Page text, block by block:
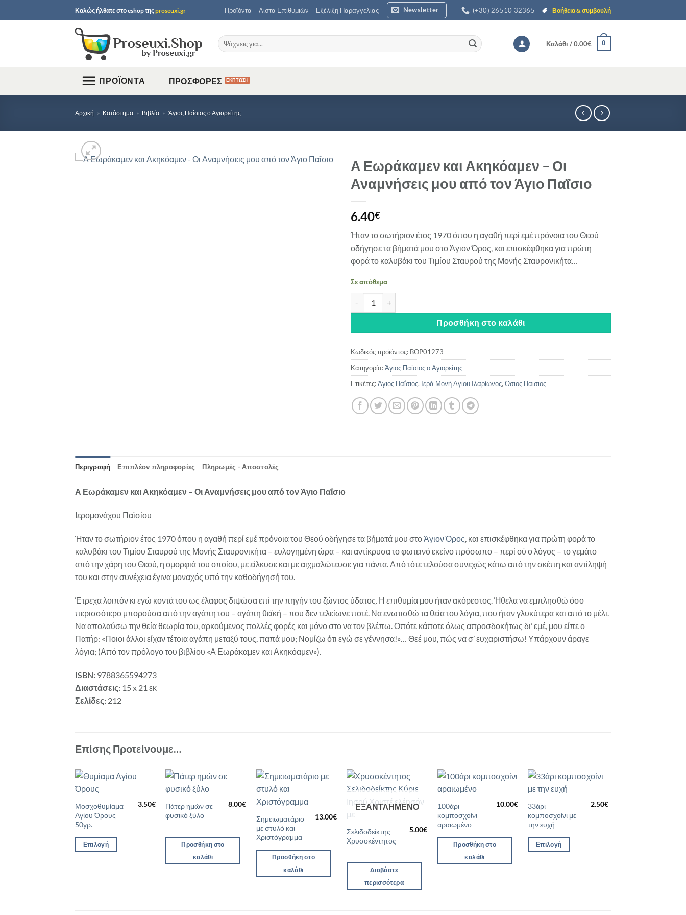
στο
Καλώς ήλθατε στοeshopτηςproseuxi.gr Προϊόντα Λίστα Επιθυμιών Εξέλιξη Παραγγελίας Newsletter (+30) 26510 32365 Βοήθεια & συμβουλή
Αναζήτηση
για:
Καλάθι /0.00€ 0
ΠΡΟΪΟΝΤΑ ΠΡΟΣΦΟΡΕΣ
Αρχική » Κατάστημα » Βιβλία » Άγιος Παΐσιος ο Αγιορείτης
Α Εωράκαμεν και Ακηκόαμεν – Οι
Αναμνήσεις μου από τον Άγιο Παΐσιο
6.40€
Ήταν το σωτήριον έτος 1970 όπου η αγαθή περί εμέ πρόνοια του Θεού
οδήγησε τα βήματά μου στο Άγιον Όρος, και επισκέφθηκα για πρώτη
φορά το καλυβάκι του Τιμίου Σταυρού της Μονής Σταυρονικήτα…
Σε απόθεμα
Προσθήκη στο καλάθι
Κωδικός προϊόντος: BOP01273
Κατηγορία:Άγιος Παΐσιος ο Αγιορείτης
Ετικέτες:Άγιος Παΐσιος, Ιερά Μονή Αγίου Ιλαρίωνος, Οσιος Παισιος
Περιγραφή Επιπλέον πληροφορίες Πληρωμές - Αποστολές
Α Εωράκαμεν και Ακηκόαμεν – Οι Αναμνήσεις μου από τον Άγιο Παΐσιο
Ιερομονάχου Παϊσίου
Ήταν το σωτήριον έτος 1970 όπου η αγαθή περί εμέ πρόνοια του Θεού οδήγησε τα βήματά μου στοΆγιον Όρος, και επισκέφθηκα για πρώτη φορά το
καλυβάκι του Τιμίου Σταυρού της Μονής Σταυρονικήτα – ευλογημένη ώρα – και αντίκρυσα το φωτεινό εκείνο πρόσωπο – περί ού ο λόγος – το γεμάτο
από την χάρη του Θεού, η ομορφιά του οποίου, με είλκυσε και με αιχμαλώτευσε για πάντα. Από τότε τελούσα συνεχώς κάτω από την σκέπη και αντίληψή
του και στην συνέχεια έγινα μοναχός υπό την καθοδήγησή του.
Έτρεχα λοιπόν κι εγώ κοντά του ως έλαφος διψώσα επί την πηγήν του ζώντος ύδατος. Η επιθυμία μου ήταν ακόρεστος. Ήθελα να εμπλησθώ όσο
περισσότερο μπορούσα από την αγάπη του – αγάπη θεϊκή – που δεν τελείωνε ποτέ. Να ενωτισθώ τα θεία του λόγια, που ήταν γλυκύτερα και από το μέλι.
Να απολαύσω την θεία θεωρία του, αρκούμενος πολλές φορές και μόνο στο να τον βλέπω. Οπότε κάποτε όλως απροσδοκήτως δι’ εμέ, μου είπε ο
Πατήρ: «Ποιοι άλλοι είχαν τέτοια αγάπη μεταξύ τους, παπά μου; Νομίζω ότι εγώ σε γέννησα!»… Θεέ μου, πώς να σ’ ευχαριστήσω! Υπάρχουν άραγε
λόγια; (Από τον πρόλογο του βιβλίου «Α Εωράκαμεν και Ακηκόαμεν»).
ISBN: 9788365594273
Διαστάσεις: 15 x 21 εκ
Σελίδες: 212
Επίσης Προτείνουμε…
στη Λίστα
Μοσχοθυμίαμα
Αγίου Όρους
50γρ.
3.50€
Επιλογή
Αυτό
το
προϊόν
έχει
πολλαπλές
στη Λίστα
Πάτερ ημών σε
φυσικό ξύλο
8.00€
Προσθήκη στο
καλάθι
στη Λίστα
Σημειωματάριο
με στυλό και
Χριστόγραμμα
13.00€
Προσθήκη στο
καλάθι
Προσθήκη
στη Λίστα
Επιθυμιών
ΕΞΑΝΤΛΗΜΈΝΟ
Σελιδοδείκτης
Χρυσοκέντητος
5.00€
Διαβάστε
περισσότερα
στη Λίστα
100άρι
κομποσχοίνι
αραιωμένο
10.00€
Προσθήκη στο
καλάθι
στη Λίστα
33άρι
κομποσχοίνι με
την ευχή
2.50€
Επιλογή
Αυτό
το
προϊόν
έχει
πολλαπλές